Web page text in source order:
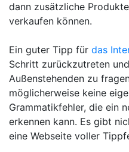
dann zusätzliche
verkaufen können.
Ein guter Tipp für das
Schritt zurückzutreten
Außenstehenden zu
möglicherweise keine
Grammatikfehler, die ein
erkennen kann. Es gibt
eine Webseite voller